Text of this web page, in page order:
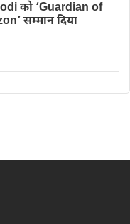
को ‘Guardian of
सम्मान दिया